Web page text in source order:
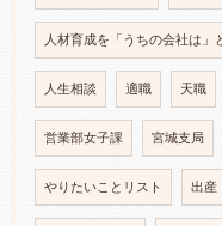
人材育成を「うちの会社は」
人生相談 適職 天職
営業部女子課 宮城支局
やりたいことリスト 出産